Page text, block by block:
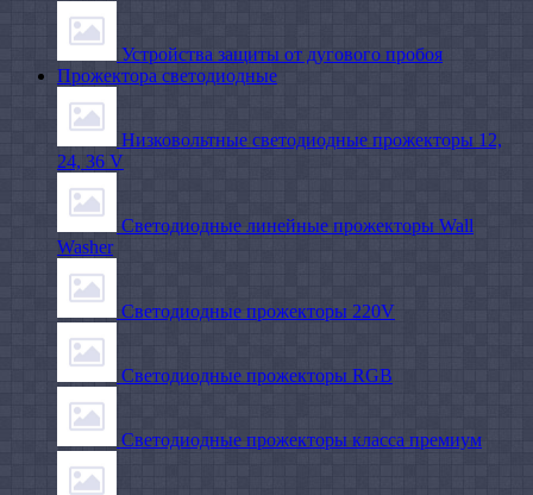
Устройства защиты от дугового пробоя
Прожектора светодиодные
Низковольтные светодиодные прожекторы 12,
24, 36 V
Светодиодные линейные прожекторы Wall
Washer
Светодиодные прожекторы 220V
Светодиодные прожекторы RGB
Светодиодные прожекторы класса премиум